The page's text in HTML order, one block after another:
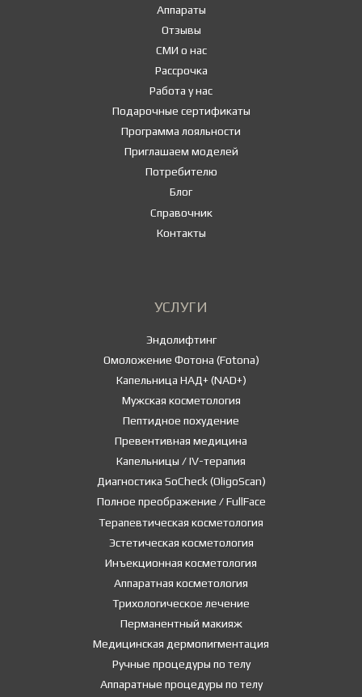
Аппараты
Отзывы
СМИ о нас
Рассрочка
Работа у нас
Подарочные сертификаты
Программа лояльности
Приглашаем моделей
Потребителю
Блог
Справочник
Контакты
УСЛУГИ
Эндолифтинг
Омоложение Фотона (Fotona)
Капельница НАД+ (NAD+)
Мужская косметология
Пептидное похудение
Превентивная медицина
Капельницы / IV-терапия
Диагностика SoCheck (OligoScan)
Полное преображение / FullFace
Терапевтическая косметология
Эстетическая косметология
Инъекционная косметология
Аппаратная косметология
Трихологическое лечение
Перманентный макияж
Медицинская дермопигментация
Ручные процедуры по телу
Аппаратные процедуры по телу